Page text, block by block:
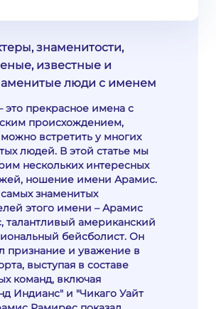
знаменитости,
известные и
люди с именем
это прекрасное имена с
происхождением,
встретить у многих
людей. В этой статье мы
нескольких интересных
ношение имени Арамис.
знаменитых
этого имени – Арамис
талантливый американский
бейсболист. Он
признание и уважение в
выступая в составе
команд, включая
Индианс" и "Чикаго Уайт